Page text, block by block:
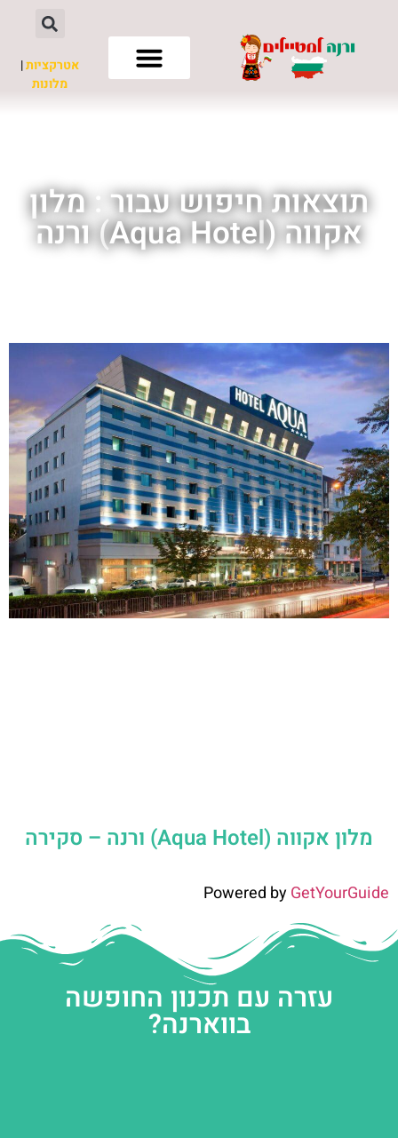
אטרקציות|
מלונות
תוצאות חיפוש עבור : מלון
אקווה (Aqua Hotel) ורנה
מלון אקווה (Aqua Hotel) ורנה – סקירה
Powered byGetYourGuide
עזרה עם תכנון החופשה
בווארנה?